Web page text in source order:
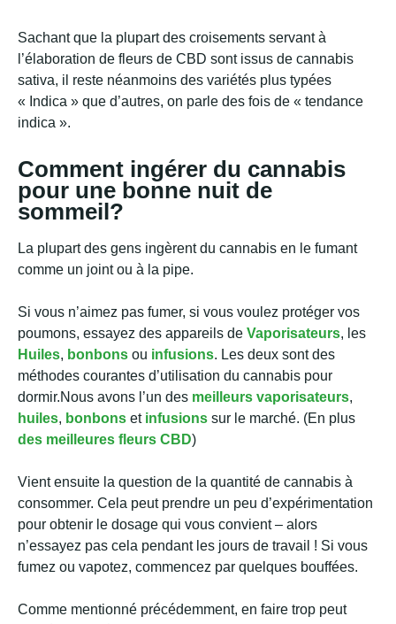
Sachant que la plupart des croisements servant à
l’élaboration de fleurs de CBD sont issus de cannabis
sativa, il reste néanmoins des variétés plus typées
« Indica » que d’autres, on parle des fois de « tendance
indica ».
Comment ingérer du cannabis
pour une bonne nuit de
sommeil?
La plupart des gens ingèrent du cannabis en le fumant
comme un joint ou à la pipe.
Si vous n’aimez pas fumer, si vous voulez protéger vos
poumons, essayez des appareils de Vaporisateurs, les
Huiles, bonbons ou infusions. Les deux sont des
méthodes courantes d’utilisation du cannabis pour
dormir.Nous avons l’un des meilleurs vaporisateurs,
huiles, bonbons et infusions sur le marché. (En plus
des meilleures fleurs CBD)
Vient ensuite la question de la quantité de cannabis à
consommer. Cela peut prendre un peu d’expérimentation
pour obtenir le dosage qui vous convient – alors
n’essayez pas cela pendant les jours de travail ! Si vous
fumez ou vapotez, commencez par quelques bouffées.
Comme mentionné précédemment, en faire trop peut